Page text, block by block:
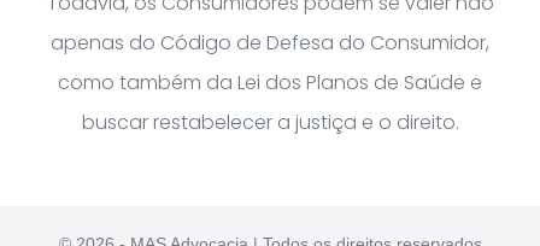
apenas do Código de Defesa do Consumidor,
como também da Lei dos Planos de Saúde e
buscar restabelecer a justiça e o direito.